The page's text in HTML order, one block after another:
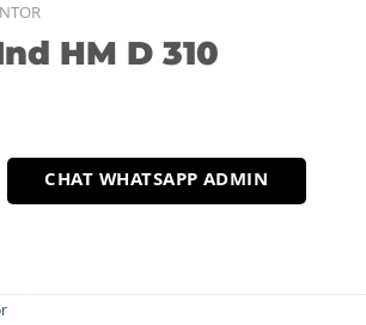
HM D 310
CHAT WHATSAPP ADMIN